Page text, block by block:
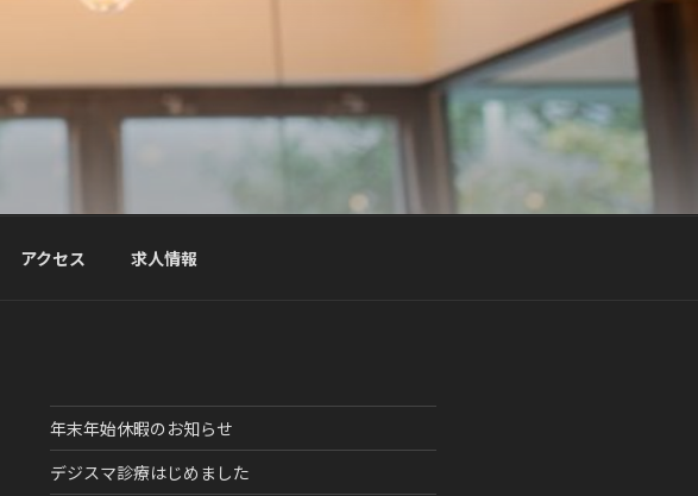
る「つらくない胃カメラ」「つらくない大腸カメラ」
アクセス 求人情報
年末年始休暇のお知らせ
デジスマ診療はじめました